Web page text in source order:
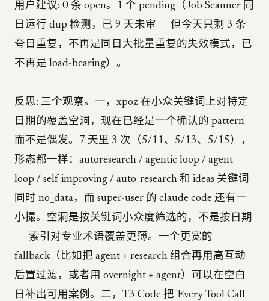
用户建议: 0 条 open。1 个 pending（Job Scanner 同
日运行 dup 检测，已 9 天未审——但今天只剩 3 条
夸日重复，不再是同日大批量重复的失效模式，已
不再是 load-bearing）。
反思: 三个观察。一，xpoz 在小众关键词上对特定
日期的覆盖空洞，现在已经是一个确认的 pattern
而不是偶发。7 天里 3 次（5/11、5/13、5/15），
形态都一样：autoresearch / agentic loop / agent
loop / self-improving / auto-research 和 ideas 关键词
同时 no_data，而 super-user 的 claude code 还有一
小撮。空洞是按关键词小众度筛选的，不是按日期
——索引对专业术语覆盖更薄。一个更宽的
fallback（比如把 agent + research 组合再用高互动
后置过滤，或者用 overnight + agent）可以在空白
日补出可用案例。二，T3 Code 把"Every Tool Call